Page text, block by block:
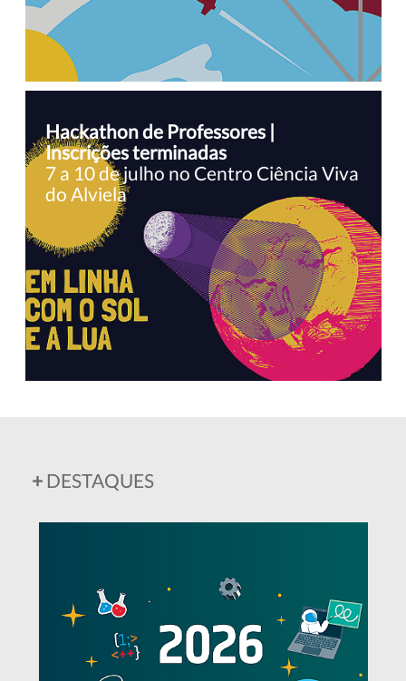
Hackathon de Professores |
Inscrições terminadas
7 a 10 de julho no Centro Ciência Viva
do Alviela
+ DESTAQUES